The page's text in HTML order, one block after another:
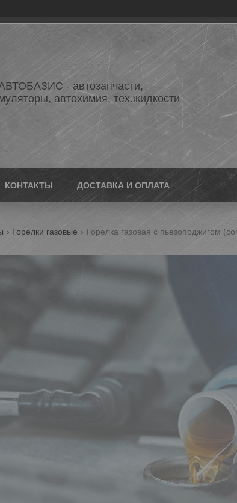
- автозапчасти,
автохимия, тех.жидкости
КОНТАКТЫ ДОСТАВКА И ОПЛАТА
Горелки газовые Горелка газовая с пьезоподжигом